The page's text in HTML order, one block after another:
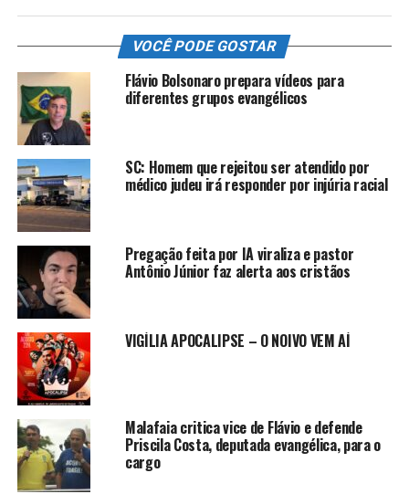
VOCÊ PODE GOSTAR
Flávio Bolsonaro prepara vídeos para
diferentes grupos evangélicos
SC: Homem que rejeitou ser atendido por
médico judeu irá responder por injúria racial
Pregação feita por IA viraliza e pastor
Antônio Júnior faz alerta aos cristãos
VIGÍLIA APOCALIPSE – O NOIVO VEM AÍ
Malafaia critica vice de Flávio e defende
Priscila Costa, deputada evangélica, para o
cargo